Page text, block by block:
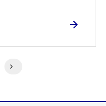
Pagination